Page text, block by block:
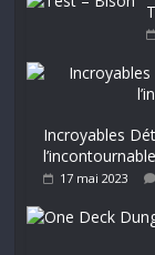
Incroyables
17 mai 2023